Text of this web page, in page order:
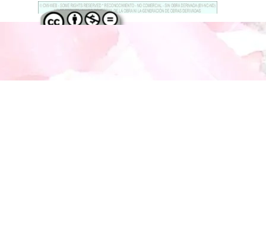
Regreso al contenido